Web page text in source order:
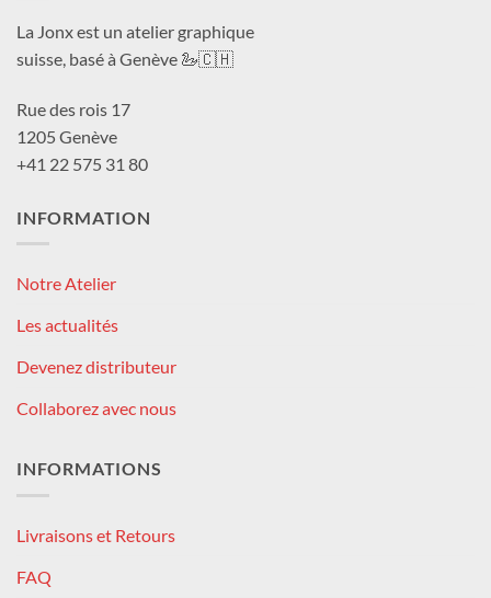
La Jonx est un atelier graphique
suisse, basé à Genève 🦢🇨🇭
Rue des rois 17
1205 Genève
+41 22 575 31 80
INFORMATION
Notre Atelier
Les actualités
Devenez distributeur
Collaborez avec nous
INFORMATIONS
Livraisons et Retours
FAQ